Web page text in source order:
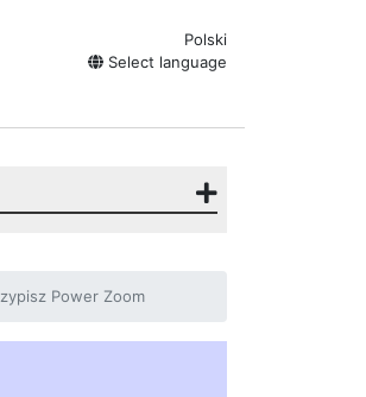
Polski
Select language
Power Zoom